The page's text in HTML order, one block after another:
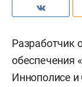
Разработчик
обеспечения
Иннополисе и